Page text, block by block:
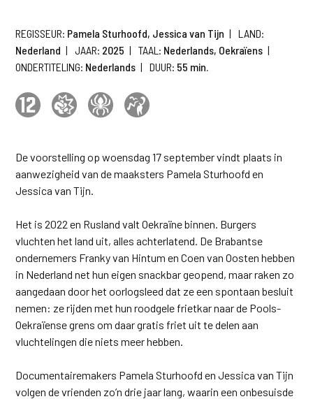
REGISSEUR: Pamela Sturhoofd, Jessica van Tijn | LAND:
Nederland | JAAR: 2025 | TAAL: Nederlands, Oekraïens |
ONDERTITELING: Nederlands | DUUR: 55 min.
De voorstelling op woensdag 17 september vindt plaats in
aanwezigheid van de maaksters Pamela Sturhoofd en
Jessica van Tijn.
Het is 2022 en Rusland valt Oekraïne binnen. Burgers
vluchten het land uit, alles achterlatend. De Brabantse
ondernemers Franky van Hintum en Coen van Oosten hebben
in Nederland net hun eigen snackbar geopend, maar raken zo
aangedaan door het oorlogsleed dat ze een spontaan besluit
nemen: ze rijden met hun roodgele frietkar naar de Pools-
Oekraïense grens om daar gratis friet uit te delen aan
vluchtelingen die niets meer hebben.
Documentairemakers Pamela Sturhoofd en Jessica van Tijn
volgen de vrienden zo’n drie jaar lang, waarin een onbesuisde